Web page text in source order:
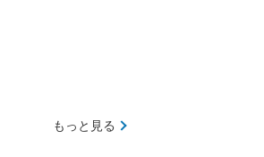
もっと見る